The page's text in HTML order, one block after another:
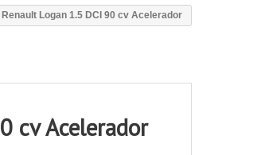
Logan 1.5 DCI 90 cv Acelerador
cv Acelerador